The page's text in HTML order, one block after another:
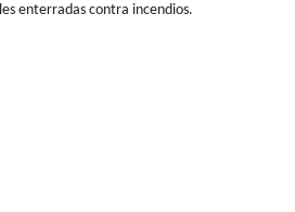
enterradas contra incendios.